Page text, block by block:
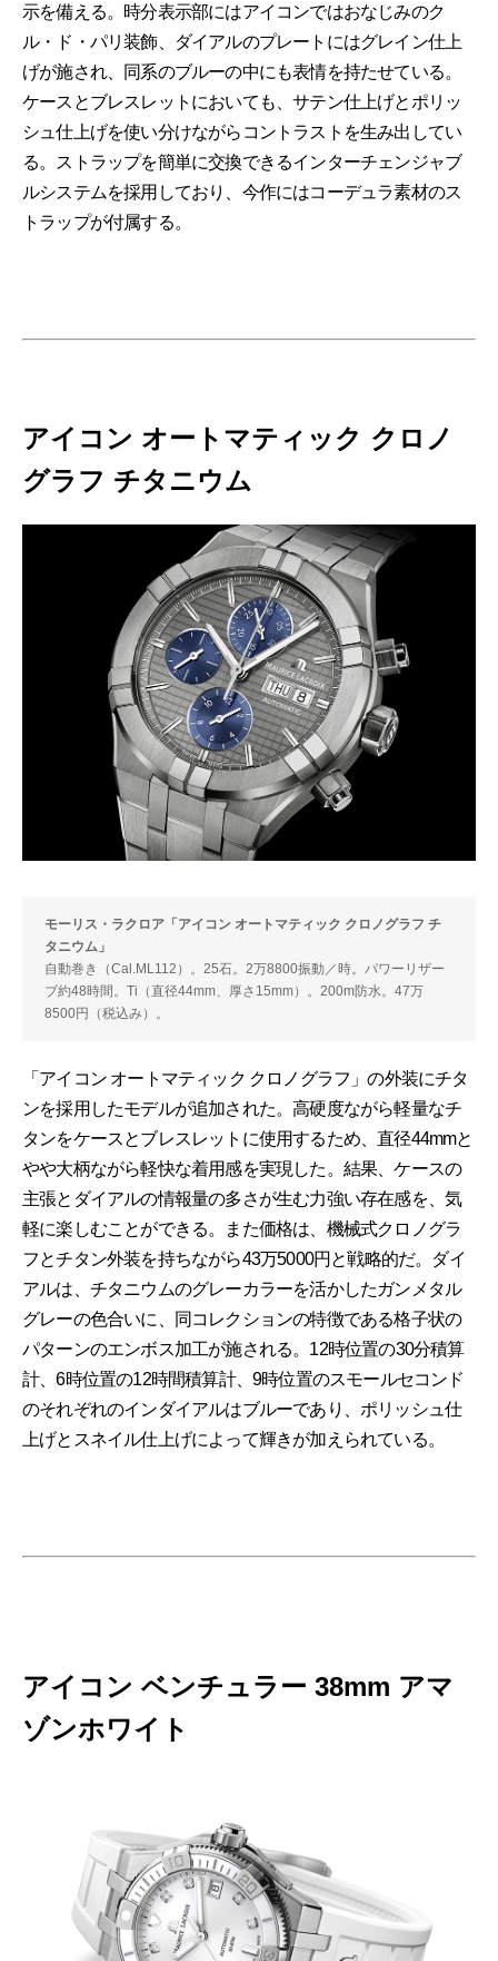
示を備える。時分表示部にはアイコンではおなじみのク
ル・ド・パリ装飾、ダイアルのプレートにはグレイン仕上
げが施され、同系のブルーの中にも表情を持たせている。
ケースとブレスレットにおいても、サテン仕上げとポリッ
シュ仕上げを使い分けながらコントラストを生み出してい
る。ストラップを簡単に交換できるインターチェンジャブ
ルシステムを採用しており、今作にはコーデュラ素材のス
トラップが付属する。
アイコン オートマティック クロノ
グラフ チタニウム
モーリス・ラクロア「アイコン オートマティック クロノグラフ チ
タニウム」
自動巻き（Cal.ML112）。25石。2万8800振動／時。パワーリザー
ブ約48時間。Ti（直径44mm、厚さ15mm）。200m防水。47万
8500円（税込み）。
「アイコン オートマティック クロノグラフ」の外装にチタ
ンを採用したモデルが追加された。高硬度ながら軽量なチ
タンをケースとブレスレットに使用するため、直径44mmと
やや大柄ながら軽快な着用感を実現した。結果、ケースの
主張とダイアルの情報量の多さが生む力強い存在感を、気
軽に楽しむことができる。また価格は、機械式クロノグラ
フとチタン外装を持ちながら43万5000円と戦略的だ。ダイ
アルは、チタニウムのグレーカラーを活かしたガンメタル
グレーの色合いに、同コレクションの特徴である格子状の
パターンのエンボス加工が施される。12時位置の30分積算
計、6時位置の12時間積算計、9時位置のスモールセコンド
のそれぞれのインダイアルはブルーであり、ポリッシュ仕
上げとスネイル仕上げによって輝きが加えられている。
アイコン ベンチュラー 38mm アマ
ゾンホワイト